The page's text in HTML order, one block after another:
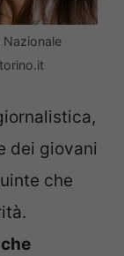
Nazionale
dei giovani
che